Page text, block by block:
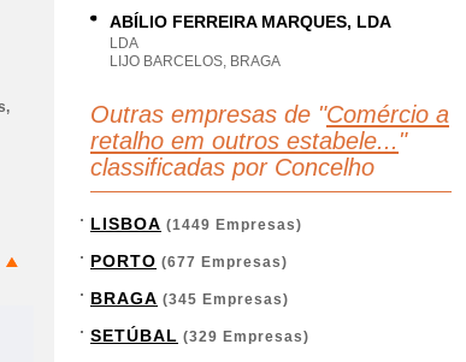
ABÍLIO FERREIRA MARQUES, LDA
LDA
LIJO BARCELOS, BRAGA
Outras empresas de "Comércio a
retalho em outros estabele... "
classificadas por Concelho
LISBOA (1449 Empresas)
PORTO (677 Empresas)
BRAGA (345 Empresas)
SETÚBAL (329 Empresas)